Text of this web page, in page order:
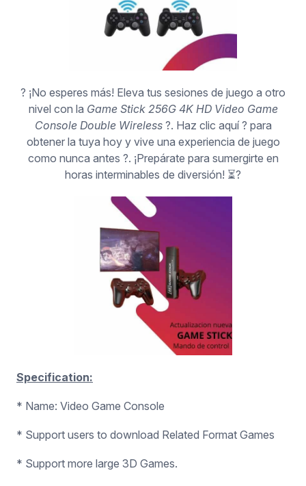
? ¡No esperes más! Eleva tus sesiones de juego a otro
nivel con la Game Stick 256G 4K HD Video Game
Console Double Wireless?. Haz clic aquí ? para
obtener la tuya hoy y vive una experiencia de juego
como nunca antes ?. ¡Prepárate para sumergirte en
horas interminables de diversión! ⏳?
Specification:
* Name: Video Game Console
* Support users to download Related Format Games
* Support more large 3D Games.